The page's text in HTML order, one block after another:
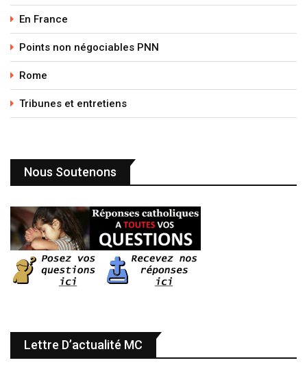
En France
Points non négociables PNN
Rome
Tribunes et entretiens
Nous Soutenons
Lettre D’actualité MC